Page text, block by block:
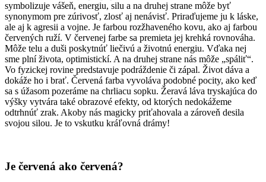
symbolizuje vášeň, energiu, silu a na druhej strane môže byť
synonymom pre zúrivosť, zlosť aj nenávisť. Priraďujeme ju k láske,
ale aj k agresii a vojne. Je farbou rozžhaveného kovu, ako aj farbou
červených ruží. V červenej farbe sa premieta jej krehká rovnováha.
Môže telu a duši poskytnúť liečivú a životnú energiu. Vďaka nej
sme plní života, optimistickí. A na druhej strane nás môže „spáliť“.
Vo fyzickej rovine predstavuje podráždenie či zápal. Život dáva a
dokáže ho i brať. Červená farba vyvoláva podobné pocity, ako keď
sa s úžasom pozeráme na chrliacu sopku. Žeravá láva tryskajúca do
výšky vytvára také obrazové efekty, od ktorých nedokážeme
odtrhnúť zrak. Akoby nás magicky priťahovala a zároveň desila
svojou silou. Je to vskutku kráľovná drámy!
Je červená ako červená?